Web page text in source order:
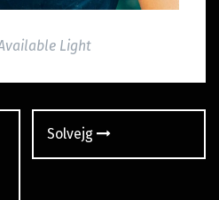
Light
Solvejg